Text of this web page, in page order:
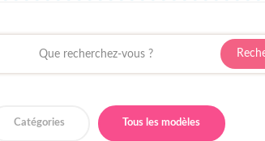
Catégories Tous les modèles